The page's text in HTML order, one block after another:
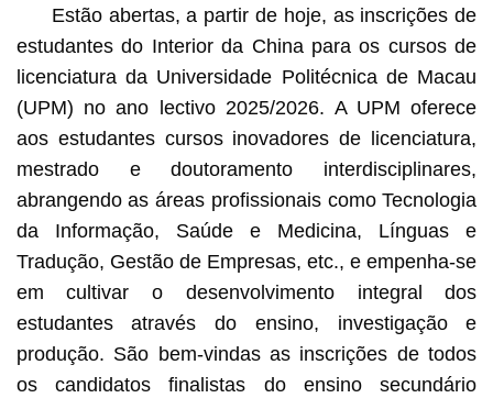
Estão abertas, a partir de hoje, as inscrições de
estudantes do Interior da China para os cursos de
licenciatura da Universidade Politécnica de Macau
(UPM) no ano lectivo 2025/2026. A UPM oferece
aos estudantes cursos inovadores de licenciatura,
mestrado e doutoramento interdisciplinares,
abrangendo as áreas profissionais como Tecnologia
da Informação, Saúde e Medicina, Línguas e
Tradução, Gestão de Empresas, etc., e empenha-se
em cultivar o desenvolvimento integral dos
estudantes através do ensino, investigação e
produção. São bem-vindas as inscrições de todos
os candidatos finalistas do ensino secundário